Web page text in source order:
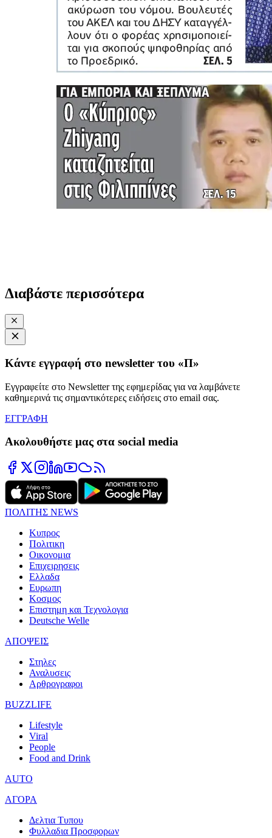
Διαβάστε περισσότερα
Κάντε εγγραφή στο newsletter του «Π»
Εγγραφείτε στο Newsletter της εφημερίδας για να λαμβάνετε
καθημερινά τις σημαντικότερες ειδήσεις στο email σας.
ΕΓΓΡΑΦΗ
Ακολουθήστε μας στα social media
ΠΟΛΙΤΗΣ NEWS
Κυπρος
Πολιτικη
Οικονομια
Επιχειρησεις
Ελλαδα
Ευρωπη
Κοσμος
Επιστημη και Τεχνολογια
Deutsche Welle
ΑΠΟΨΕΙΣ
Στηλες
Αναλυσεις
Αρθρογραφοι
BUZZLIFE
Lifestyle
Viral
People
Food and Drink
AUTO
ΑΓΟΡΑ
Δελτια Τυπου
Φυλλαδια Προσφορων